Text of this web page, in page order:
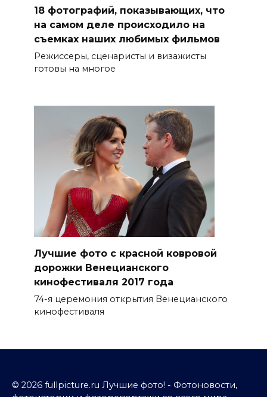
18 фотографий, показывающих, что
на самом деле происходило на
съемках наших любимых фильмов
Режиссеры, сценаристы и визажисты
готовы на многое
Лучшие фото с красной ковровой
дорожки Венецианского
кинофестиваля 2017 года
74-я церемония открытия Венецианского
кинофестиваля
© 2026 fullpicture.ru Лучшие фото! - Фотоновости,